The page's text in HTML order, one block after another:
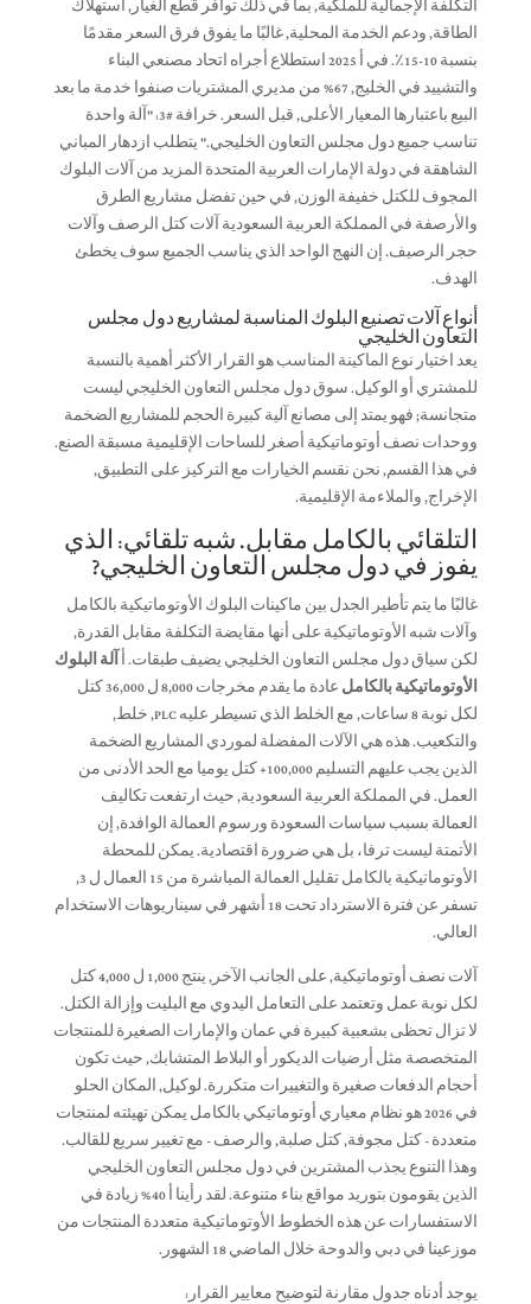
التكلفة الإجمالية للملكية, بما في ذلك توافر قطع الغيار, استهلاك
الطاقة, ودعم الخدمة المحلية, غالبًا ما يفوق فرق السعر مقدمًا
بنسبة 10-15٪. في أ 2025 استطلاع أجراه اتحاد مصنعي البناء
والتشييد في الخليج, 67% من مديري المشتريات صنفوا خدمة ما بعد
البيع باعتبارها المعيار الأعلى, قبل السعر. خرافة #3: "آلة واحدة
تناسب جميع دول مجلس التعاون الخليجي." يتطلب ازدهار المباني
الشاهقة في دولة الإمارات العربية المتحدة المزيد من آلات البلوك
المجوف للكتل خفيفة الوزن, في حين تفضل مشاريع الطرق
والأرصفة في المملكة العربية السعودية آلات كتل الرصف وآلات
حجر الرصيف. إن النهج الواحد الذي يناسب الجميع سوف يخطئ
الهدف.
أنواع آلات تصنيع البلوك المناسبة لمشاريع دول مجلس
التعاون الخليجي
يعد اختيار نوع الماكينة المناسب هو القرار الأكثر أهمية بالنسبة
للمشتري أو الوكيل. سوق دول مجلس التعاون الخليجي ليست
متجانسة; فهو يمتد إلى مصانع آلية كبيرة الحجم للمشاريع الضخمة
ووحدات نصف أوتوماتيكية أصغر للساحات الإقليمية مسبقة الصنع.
في هذا القسم, نحن نقسم الخيارات مع التركيز على التطبيق,
الإخراج, والملاءمة الإقليمية.
التلقائي بالكامل مقابل. شبه تلقائي: الذي
يفوز في دول مجلس التعاون الخليجي?
غالبًا ما يتم تأطير الجدل بين ماكينات البلوك الأوتوماتيكية بالكامل
وآلات شبه الأوتوماتيكية على أنها مقايضة التكلفة مقابل القدرة,
لكن سياق دول مجلس التعاون الخليجي يضيف طبقات. أ آلة البلوك
الأوتوماتيكية بالكامل
عادة ما يقدم مخرجات 8,000 ل 36,000 كتل
لكل نوبة 8 ساعات, مع الخلط الذي تسيطر عليه PLC, خلط,
والتكعيب. هذه هي الآلات المفضلة لموردي المشاريع الضخمة
الذين يجب عليهم التسليم 100,000+ كتل يوميا مع الحد الأدنى من
العمل. في المملكة العربية السعودية, حيث ارتفعت تكاليف
العمالة بسبب سياسات السعودة ورسوم العمالة الوافدة, إن
الأتمتة ليست ترفا، بل هي ضرورة اقتصادية. يمكن للمحطة
الأوتوماتيكية بالكامل تقليل العمالة المباشرة من 15 العمال ل 3,
تسفر عن فترة الاسترداد تحت 18 أشهر في سيناريوهات الاستخدام
العالي.
آلات نصف أوتوماتيكية, على الجانب الآخر, ينتج 1,000 ل 4,000 كتل
لكل نوبة عمل وتعتمد على التعامل اليدوي مع البليت وإزالة الكتل.
لا تزال تحظى بشعبية كبيرة في عمان والإمارات الصغيرة للمنتجات
المتخصصة مثل أرضيات الديكور أو البلاط المتشابك, حيث تكون
أحجام الدفعات صغيرة والتغييرات متكررة. لوكيل, المكان الحلو
في 2026 هو نظام معياري أوتوماتيكي بالكامل يمكن تهيئته لمنتجات
متعددة - كتل مجوفة, كتل صلبة, والرصف - مع تغيير سريع للقالب.
وهذا التنوع يجذب المشترين في دول مجلس التعاون الخليجي
الذين يقومون بتوريد مواقع بناء متنوعة. لقد رأينا أ 40% زيادة في
الاستفسارات عن هذه الخطوط الأوتوماتيكية متعددة المنتجات من
موزعينا في دبي والدوحة خلال الماضي 18 الشهور.
يوجد أدناه جدول مقارنة لتوضيح معايير القرار: